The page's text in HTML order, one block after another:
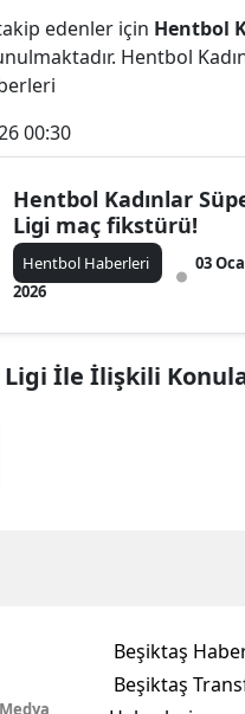
edenler için Hentbol
Hentbol
00:30
Hentbol Kadınlar
Ligi maç fikstürü!
Hentbol Haberleri
03
2026
Ligi İle İlişkili
Beşiktaş
Beşiktaş